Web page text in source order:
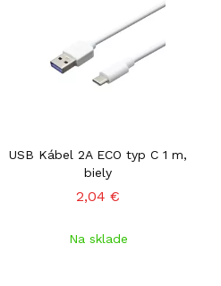
USB Kábel 2A ECO typ C 1 m,
biely
2,04 €
Na sklade